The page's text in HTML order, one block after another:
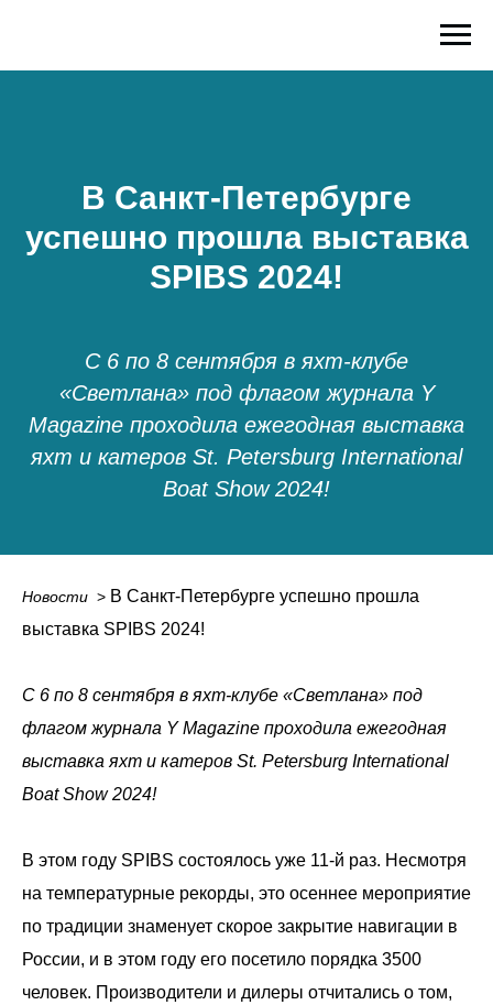
В Санкт-Петербурге
успешно прошла выставка
SPIBS 2024!
С 6 по 8 сентября в яхт-клубе
«Светлана» под флагом журнала Y
Magazine проходила ежегодная выставка
яхт и катеров St. Petersburg International
Boat Show 2024!
Новости > В Санкт-Петербурге успешно прошла
выставка SPIBS 2024!
С 6 по 8 сентября в яхт-клубе «Светлана» под
флагом журнала Y Magazine проходила ежегодная
выставка яхт и катеров St. Petersburg International
Boat Show 2024!
В этом году SPIBS состоялось уже 11-й раз. Несмотря
на температурные рекорды, это осеннее мероприятие
по традиции знаменует скорое закрытие навигации в
России, и в этом году его посетило порядка 3500
человек. Производители и дилеры отчитались о том,